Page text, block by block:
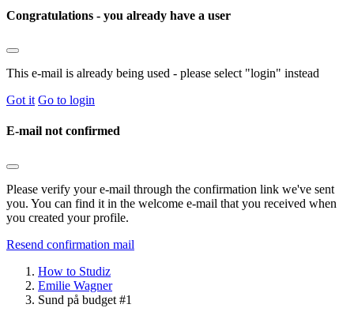
Congratulations - you already have a user
This e-mail is already being used - please select "login" instead
Got it Go to login
E-mail not confirmed
Please verify your e-mail through the confirmation link we've sent
you. You can find it in the welcome e-mail that you received when
you created your profile.
Resend confirmation mail
How to Studiz
Emilie Wagner
Sund på budget #1